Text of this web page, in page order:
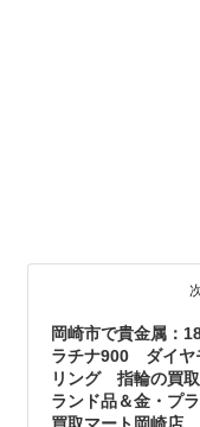
岡崎市で貴金属：
ラチナ900 ダイヤ
リング 指輪の買
ランド品＆金・プ